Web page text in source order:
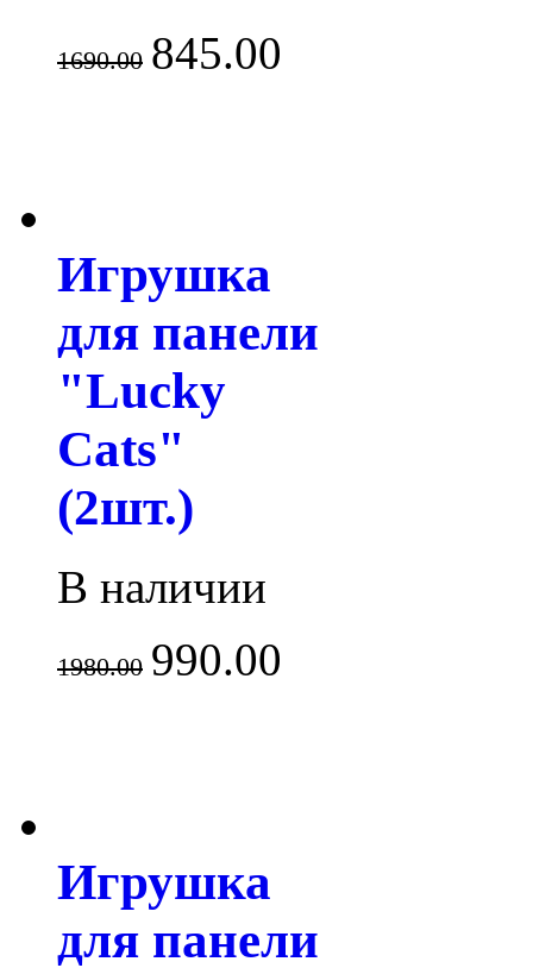
1690.00 845.00
Игрушка
для панели
"Lucky
Cats"
(2шт.)
В наличии
1980.00 990.00
Игрушка
для панели